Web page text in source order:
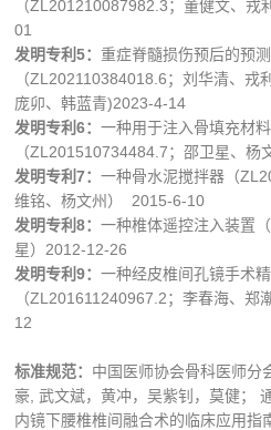
（ZL201210087982.3；董健文、
01
发明专利5： 重症脊髓损伤预后的预
（ZL202110384018.6；刘华清、戎
庞卯、韩蓝青)2023-4-14
发明专利6：一种用于注入骨填充材
（ZL201510734484.7；邵卫星、杨
发明专利7：一种骨水泥搅拌器（
维铭、杨文州） 2015-6-10
发明专利8：一种椎体遥控注入装置
星）2012-12-26
发明专利9：一种经皮椎间孔镜手术
（ZL201611240967.2；李春海、
12
标准规范： 中国医师协会骨科医师分
豪, 武文斌，黄冲，吴紫钊，莫健；
内镜下腰椎椎间融合术的临床应用指